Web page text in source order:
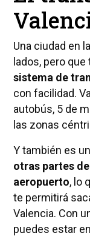
Una ciudad en
lados, pero
sistema de
con facilidad.
autobús, 5 de
las zonas
Y también es
otras partes
aeropuerto, lo
te permitirá
Valencia. Con
puedes estar